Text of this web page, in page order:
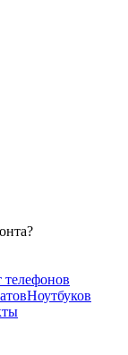
телефонов
Ноутбуков